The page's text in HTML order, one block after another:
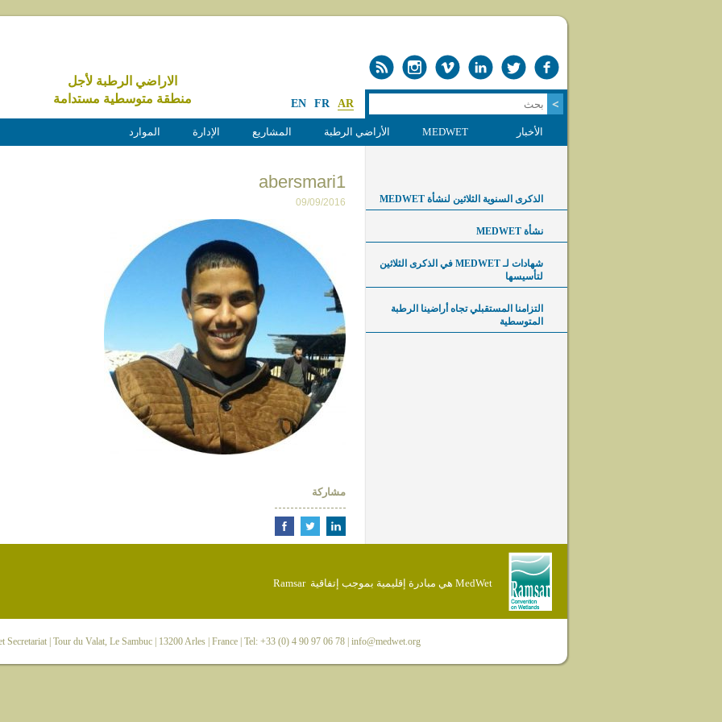
الاراضي الرطبة لأجل
منطقة متوسطية مستدامة
EN FR AR
الأخبار MEDWET الأراضي الرطبة المشاريع الإدارة الموارد
abersmari1
09/09/2016
مشاركة
الذكرى السنوية الثلاثين لنشأة MEDWET
نشأة MEDWET
شهادات لـ MEDWET في الذكرى الثلاثين
لتأسيسها
التزامنا المستقبلي تجاه أراضينا الرطبة
المتوسطية
MedWet هي مبادرة إقليمية بموجب إتفاقية Ramsar
Secretariat| Tour du Valat, Le Sambuc | 13200 Arles | France | Tel: +33 (0) 4 90 97 06 78 | info@medwet.org